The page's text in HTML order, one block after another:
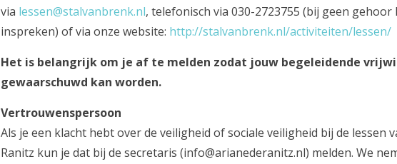
via lessen@stalvanbrenk.nl, telefonisch via 030-2723755 (bij geen
inspreken) of via onze website: http://stalvanbrenk.nl/activiteiten/lessen/
Het is belangrijk om je af te melden zodat jouw begeleidende
gewaarschuwd kan worden.
Vertrouwenspersoon
Als je een klacht hebt over de veiligheid of sociale veiligheid bij de lessen
Ranitz kun je dat bij de secretaris (info@arianederanitz.nl) melden. We